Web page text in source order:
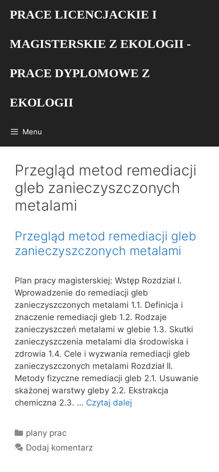
PRACE LICENCJACKIE I
MAGISTERSKIE Z EKOLOGII -
PRACE DYPLOMOWE Z
EKOLOGII
Menu
Przegląd metod remediacji
gleb zanieczyszczonych
metalami
Przegląd metod remediacji gleb
zanieczyszczonych metalami
Plan pracy magisterskiej: Wstęp Rozdział I.
Wprowadzenie do remediacji gleb
zanieczyszczonych metalami 1.1. Definicja i
znaczenie remediacji gleb 1.2. Rodzaje
zanieczyszczeń metalami w glebie 1.3. Skutki
zanieczyszczenia metalami dla środowiska i
zdrowia 1.4. Cele i wyzwania remediacji gleb
zanieczyszczonych metalami Rozdział II.
Metody fizyczne remediacji gleb 2.1. Usuwanie
skażonej warstwy gleby 2.2. Ekstrakcja
chemiczna 2.3. … Czytaj dalej
Kategorie
plany prac
Dodaj komentarz